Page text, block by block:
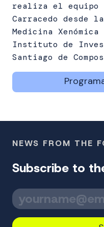
realiza el
Carracedo desde
Medicina
Instituto de
Santiago de
NEWS FROM THE
Subscribe to
Y
o
u